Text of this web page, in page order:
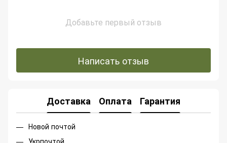
Добавьте первый отзыв
Написать отзыв
Доставка Оплата Гарантия
Новой почтой
Укрпочтой